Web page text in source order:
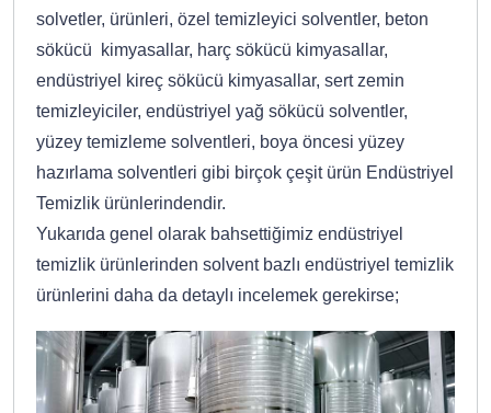
solvetler, ürünleri, özel temizleyici solventler, beton
sökücü kimyasallar, harç sökücü kimyasallar,
endüstriyel kireç sökücü kimyasallar, sert zemin
temizleyiciler, endüstriyel yağ sökücü solventler,
yüzey temizleme solventleri, boya öncesi yüzey
hazırlama solventleri gibi birçok çeşit ürün Endüstriyel
Temizlik ürünlerindendir.
Yukarıda genel olarak bahsettiğimiz endüstriyel
temizlik ürünlerinden solvent bazlı endüstriyel temizlik
ürünlerini daha da detaylı incelemek gerekirse;